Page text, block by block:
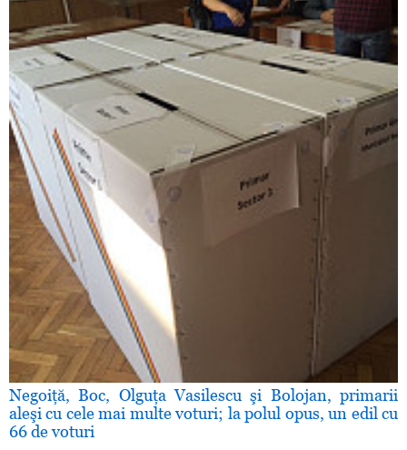
Negoiţă, Boc, Olguţa Vasilescu şi Bolojan, primarii
aleşi cu cele mai multe voturi; la polul opus, un edil cu
66 de voturi